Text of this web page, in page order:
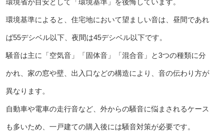
環境省が目安として「環境基準」を後悔しています。
環境基準によると、住宅地において望ましい音は、昼間であれ
ば55デシベル以下、夜間は45デシベル以下です。
騒音は主に「空気音」「固体音」「混合音」と3つの種類に分
かれ、家の窓や壁、出入口などの構造により、音の伝わり方が
異なります。
自動車や電車の走行音など、外からの騒音に悩まされるケース
も多いため、一戸建ての購入後には騒音対策が必要です。